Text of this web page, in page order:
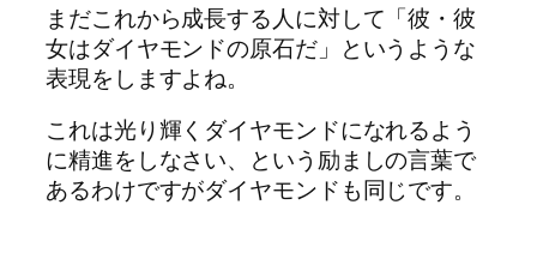
まだこれから成長する人に対して「彼・彼
女はダイヤモンドの原石だ」というような
表現をしますよね。
これは光り輝くダイヤモンドになれるよう
に精進をしなさい、という励ましの言葉で
あるわけですがダイヤモンドも同じです。